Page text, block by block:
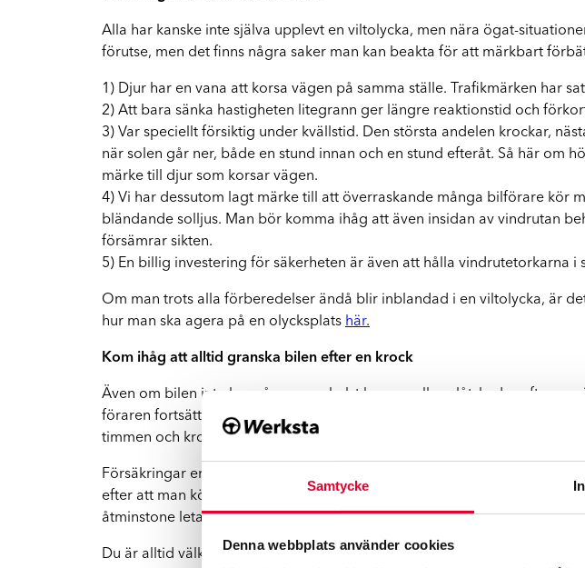
Samtycke
Denna webbplats använder cookies
Mopedbilar
Vi har rätt kompetens för mindre fordon
El- och hybridbilar
Vi reparerar Tesla och andra elbilar
Alla har kanske inte själva upplevt en viltolycka, men nära ögat-
förutse, men det finns några saker man kan beakta för att märkbart
1) Djur har en vana att korsa vägen på samma ställe. Trafikmärken har
2) Att bara sänka hastigheten litegrann ger längre reaktionstid och
3) Var speciellt försiktig under kvällstid. Den största andelen krockar,
när solen går ner, både en stund innan och en stund efteråt. Så här om
märke till djur som korsar vägen.
4) Vi har dessutom lagt märke till att överraskande många bilförare kör
bländande solljus. Man bör komma ihåg att även insidan av vindrutan
försämrar sikten.
5) En billig investering för säkerheten är även att hålla vindrutetorkarna i
Om man trots alla förberedelser ändå blir inblandad i en viltolycka, är
hur man ska agera på en olycksplats här.
Kom ihåg att alltid granska bilen efter en krock
Även om bilen inte har några som helst kaross- eller plåtskador efter
föraren fortsätter att köra som tidigare. En krock som känns
timmen och krockar med en hare kan det i värsta fall bli stora skador i
Försäkringar ersätter de flesta skador som skett efter en viltolycka, om
efter att man kört med den ett tag efter själva krocken. Sådana här
åtminstone leta efter eventuella läckor mellan stötfångaren och
Du är alltid välkommen till oss på Werksta för att göra en kostnadsfri